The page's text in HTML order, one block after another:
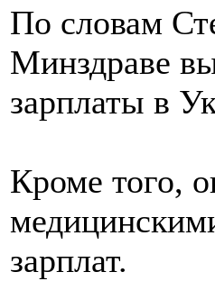
По словам
Минздраве
зарплаты в
Кроме того,
зарплат.